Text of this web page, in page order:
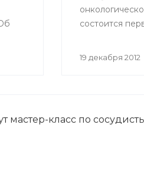
состоится
онкологов РБ.
19 декабря 2012
мастер-класс по